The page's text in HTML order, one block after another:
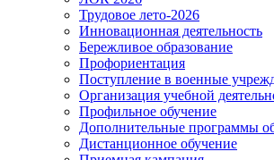
Трудовое лето-2026
Инновационная деятельность
Бережливое образование
Профориентация
Поступление в военные
Организация учебной
Профильное обучение
Дополнительные программы
Дистанционное обучение